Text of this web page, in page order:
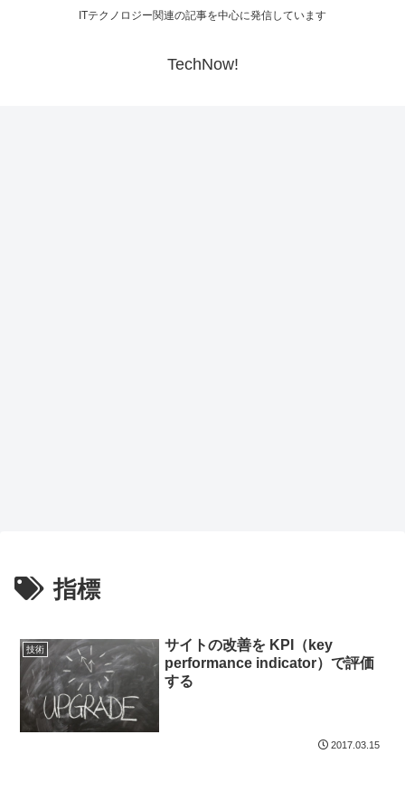
ITテクノロジー関連の記事を中心に発信しています
TechNow!
指標
技術
サイトの改善を KPI（key
performance indicator）で評価
する
2017.03.15